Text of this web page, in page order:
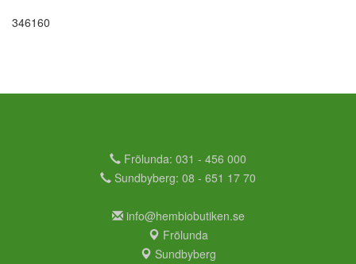
346160
Frölunda: 031 - 456 000
Sundbyberg: 08 - 651 17 70
info@hembiobutiken.se
Frölunda
Sundbyberg